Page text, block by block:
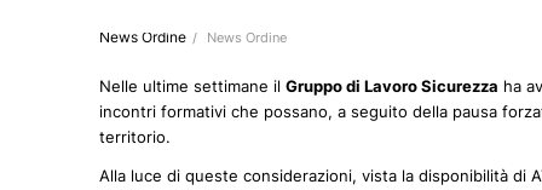
News Ordine / News Ordine
Nelle ultime settimane il Gruppo di Lavoro Sicurezza ha
incontri formativi che possano, a seguito della pausa
territorio.
Alla luce di queste considerazioni, vista la disponibilità di